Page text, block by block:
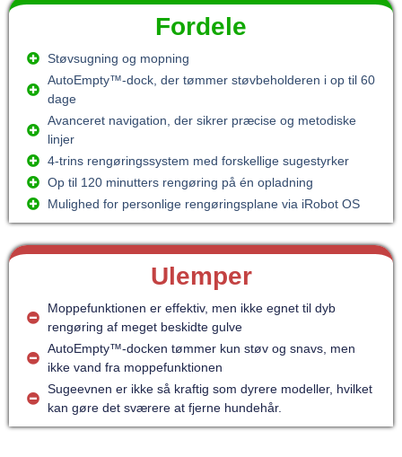
Fordele
Støvsugning og mopning
AutoEmpty™-dock, der tømmer støvbeholderen i op til 60
dage
Avanceret navigation, der sikrer præcise og metodiske
linjer
4-trins rengøringssystem med forskellige sugestyrker
Op til 120 minutters rengøring på én opladning
Mulighed for personlige rengøringsplane via iRobot OS
Ulemper
Moppefunktionen er effektiv, men ikke egnet til dyb
rengøring af meget beskidte gulve
AutoEmpty™-docken tømmer kun støv og snavs, men
ikke vand fra moppefunktionen
Sugeevnen er ikke så kraftig som dyrere modeller, hvilket
kan gøre det sværere at fjerne hundehår.